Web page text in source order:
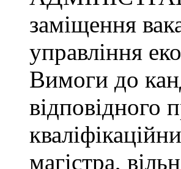
заміщення
управління
Вимоги до
відповідного
магістра,